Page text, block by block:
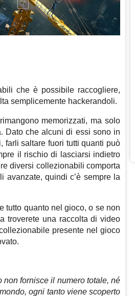
che è possibile raccogliere,
semplicemente hackerandoli.
memorizzati, ma solo
Dato che alcuni di essi sono in
farli saltare fuori tutti quanti può
il rischio di lasciarsi indietro
diversi collezionabili comporta
avanzate, quindi c’è sempre la
tutto quanto nel gioco, o se non
troverete una raccolta di video
presente nel gioco
fornisce il numero totale, né
ogni tanto viene scoperto